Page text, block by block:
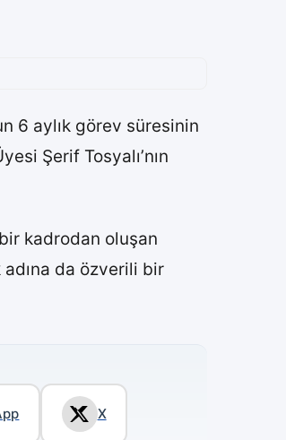
6 aylık görev süresinin
Şerif Tosyalı’nın
kadrodan oluşan
da özverili bir
X